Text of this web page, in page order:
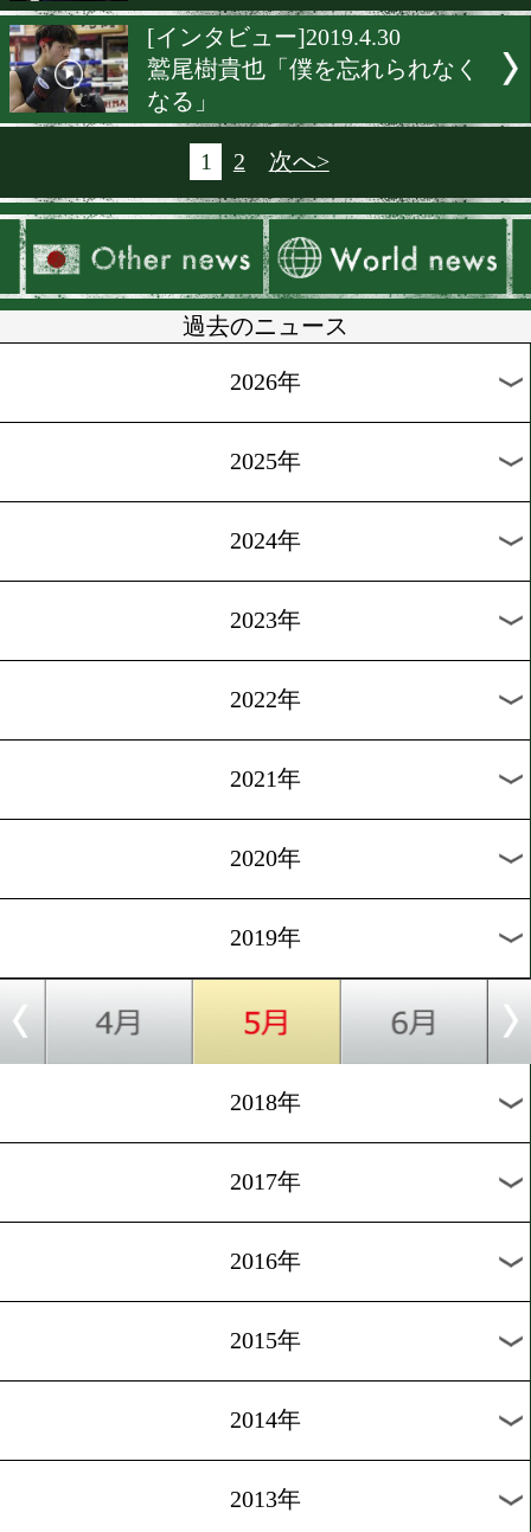
[インタビュー]2019.5.7
ワルリト・パレナス「感謝
めてリングに上がる」
[インタビュー]2019.5.6
欲ばりチャンピオン田村亮
[前日計量]2019.5.4
[インタビュー]2019.5.4
失礼」
[インタビュー]2019.4.30
鷲尾樹貴也「僕を忘れられ
なる」
1 2 次へ>
過去のニュース
2026年
2025年
2024年
2022年
2021年